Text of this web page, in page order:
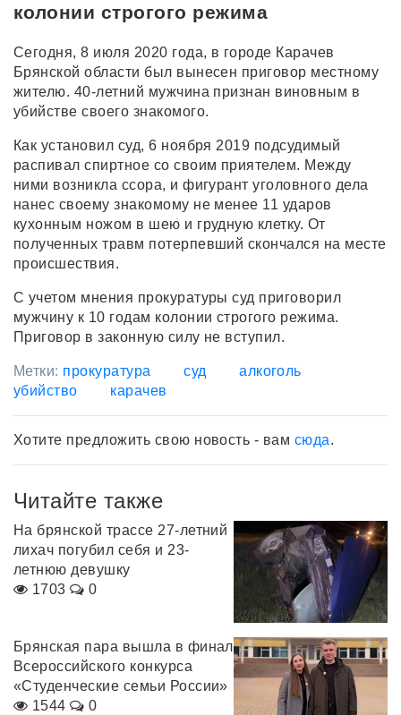
колонии строгого режима
Сегодня, 8 июля 2020 года, в городе Карачев
Брянской области был вынесен приговор местному
жителю. 40-летний мужчина признан виновным в
убийстве своего знакомого.
Как установил суд, 6 ноября 2019 подсудимый
распивал спиртное со своим приятелем. Между
ними возникла ссора, и фигурант уголовного дела
нанес своему знакомому не менее 11 ударов
кухонным ножом в шею и грудную клетку. От
полученных травм потерпевший скончался на месте
происшествия.
С учетом мнения прокуратуры суд приговорил
мужчину к 10 годам колонии строгого режима.
Приговор в законную силу не вступил.
Метки: прокуратура суд
алкоголь
убийство
карачев
Хотите предложить свою новость - вам сюда.
Читайте также
На брянской трассе 27-летний
лихач погубил себя и 23-
летнюю девушку
1703
0
Брянская пара вышла в финал
Всероссийского конкурса
«Студенческие семьи России»
1544
0